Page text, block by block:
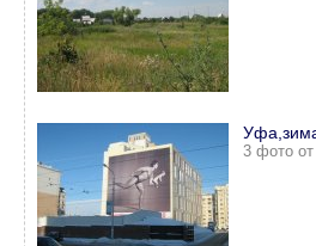
3 фото